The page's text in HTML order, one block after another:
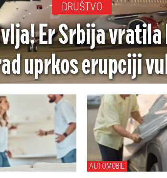
DRUŠTVO
Er Srbija vratila
uprkos erupciji
AUTOMOBILI